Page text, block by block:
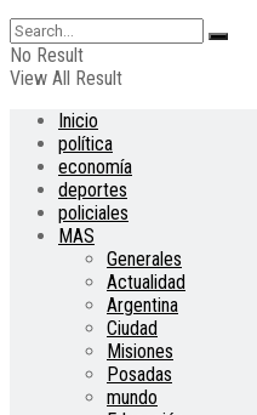
No Result
View All Result
Inicio
política
economía
deportes
policiales
MAS
Generales
Actualidad
Argentina
Ciudad
Misiones
Posadas
mundo